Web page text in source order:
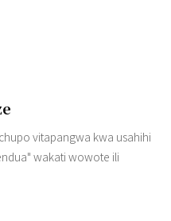
vitapangwa kwa usahihi
wakati wowote ili